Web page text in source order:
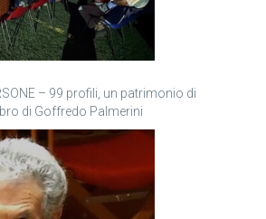
– 99 profili, un patrimonio di
di Goffredo Palmerini